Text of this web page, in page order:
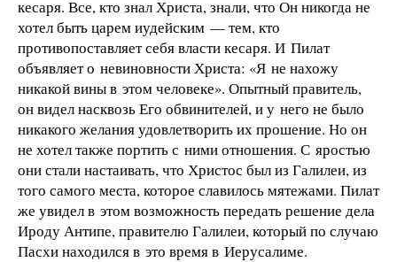
кесаря. Все, кто знал Христа, знали, что Он никогда не
хотел быть царем иудейским — тем, кто
противопоставляет себя власти кесаря. И Пилат
объявляет о невиновности Христа: «Я не нахожу
никакой вины в этом человеке». Опытный правитель,
он видел насквозь Его обвинителей, и у него не было
никакого желания удовлетворить их прошение. Но он
не хотел также портить с ними отношения. С яростью
они стали настаивать, что Христос был из Галилеи, из
того самого места, которое славилось мятежами. Пилат
же увидел в этом возможность передать решение дела
Ироду Антипе, правителю Галилеи, который по случаю
Пасхи находился в это время в Иерусалиме.